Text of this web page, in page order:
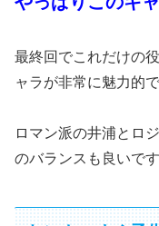
最終回でこれだけの
ャラが非常に魅力的
ロマン派の井浦とロ
のバランスも良いです